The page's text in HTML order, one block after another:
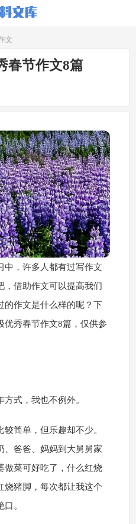
文
春节作文8篇
中，许多人都有过写作文
，借助作文可以提高我们
的作文是什么样的呢？下
优秀春节作文8篇，仅供参
式，我也不例外。
简单，但乐趣却不少。
、爸爸、妈妈到大舅舅家
做菜可好吃了，什么红烧
烧猪脚，每次都让我这个
。